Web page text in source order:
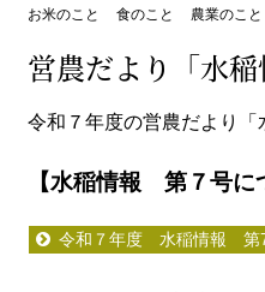
お米のこと 食のこと 農業のこと
営農だより「水
令和７年度の営農だより
【水稲情報 第７号に
令和７年度 水稲情報 第